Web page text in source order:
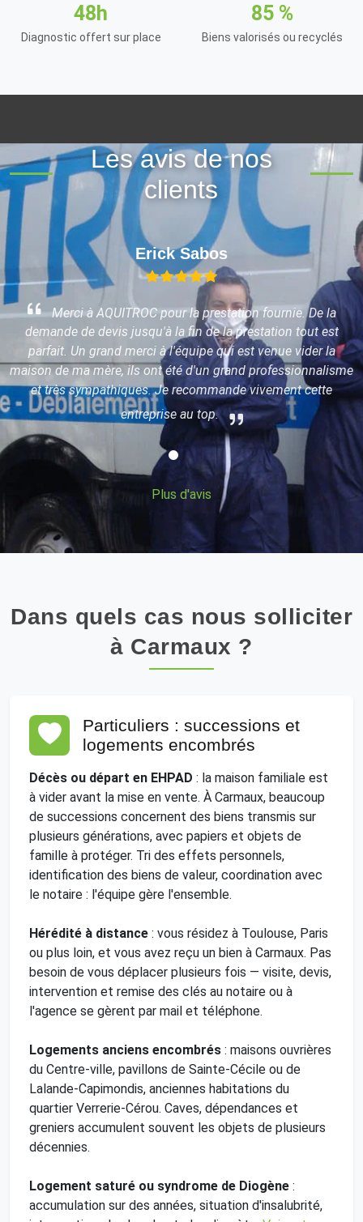
48h
Diagnostic offert sur place
85 %
Biens valorisés ou recyclés
Les avis de nos
clients
Erick Sabos
Merci à AQUITROC pour la prestation fournie. De la
demande de devis jusqu'à la fin de la prestation tout est
parfait. Un grand merci à l'équipe qui est venue vider la
maison de ma mère, ils ont été d'un grand professionnalisme
et très sympathiques. Je recommande vivement cette
entreprise au top.
Plus d'avis
Dans quels cas nous solliciter
à Carmaux ?
Particuliers : successions et
logements encombrés
Décès ou départ en EHPAD : la maison familiale est
à vider avant la mise en vente. À Carmaux, beaucoup
de successions concernent des biens transmis sur
plusieurs générations, avec papiers et objets de
famille à protéger. Tri des effets personnels,
identification des biens de valeur, coordination avec
le notaire : l'équipe gère l'ensemble.
Hérédité à distance : vous résidez à Toulouse, Paris
ou plus loin, et vous avez reçu un bien à Carmaux. Pas
besoin de vous déplacer plusieurs fois — visite, devis,
intervention et remise des clés au notaire ou à
l'agence se gèrent par mail et téléphone.
Logements anciens encombrés : maisons ouvrières
du Centre-ville, pavillons de Sainte-Cécile ou de
Lalande-Capimondis, anciennes habitations du
quartier Verrerie-Cérou. Caves, dépendances et
greniers accumulent souvent les objets de plusieurs
décennies.
Logement saturé ou syndrome de Diogène :
accumulation sur des années, situation d'insalubrité,